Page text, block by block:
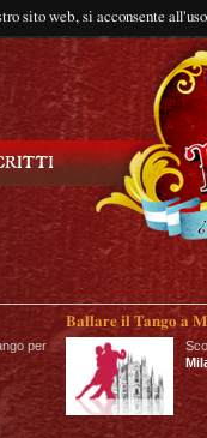
sito web, si acconsente
per
Ballare il Tango a